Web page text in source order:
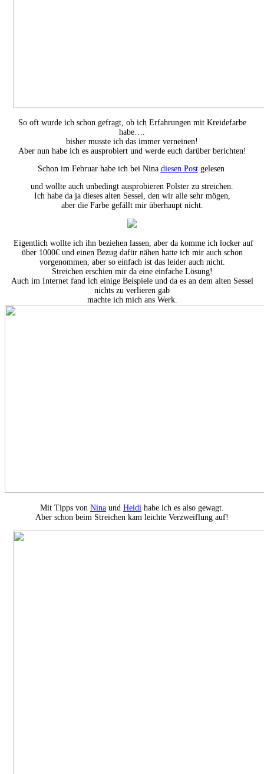
So oft wurde ich schon gefragt, ob ich Erfahrungen mit Kreidefarbe
habe….
bisher musste ich das immer verneinen!
Aber nun habe ich es ausprobiert und werde euch darüber berichten!
Schon im Februar habe ich bei Nina diesen Postgelesen
und wollte auch unbedingt ausprobieren Polster zu streichen.
Ich habe da ja dieses alten Sessel, den wir alle sehr mögen,
aber die Farbe gefällt mir überhaupt nicht.
Eigentlich wollte ich ihn beziehen lassen, aber da komme ich locker auf
über 1000€ und einen Bezug dafür nähen hatte ich mir auch schon
vorgenommen, aber so einfach ist das leider auch nicht.
Streichen erschien mir da eine einfache Lösung!
Auch im Internet fand ich einige Beispiele und da es an dem alten Sessel
nichts zu verlieren gab
machte ich mich ans Werk.
Mit Tipps von Nina und Heidi habe ich es also gewagt.
Aber schon beim Streichen kam leichte Verzweiflung auf!